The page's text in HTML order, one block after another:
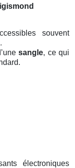
souvent
.
sangle, ce qui
électroniques